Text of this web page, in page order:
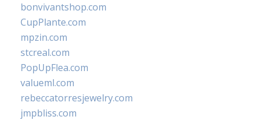
bonvivantshop.com
CupPlante.com
mpzin.com
stcreal.com
PopUpFlea.com
valueml.com
rebeccatorresjewelry.com
jmpbliss.com